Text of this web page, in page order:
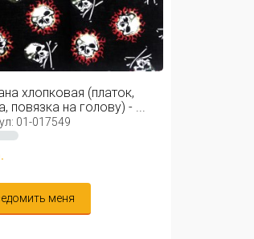
хлопковая (платок,
повязка на голову) - ...
01-017549
меня